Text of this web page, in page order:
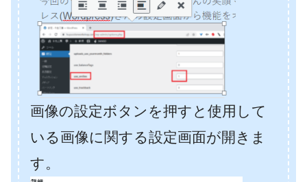
画像の設定ボタンを押すと使用して
いる画像に関する設定画面が開きま
す。